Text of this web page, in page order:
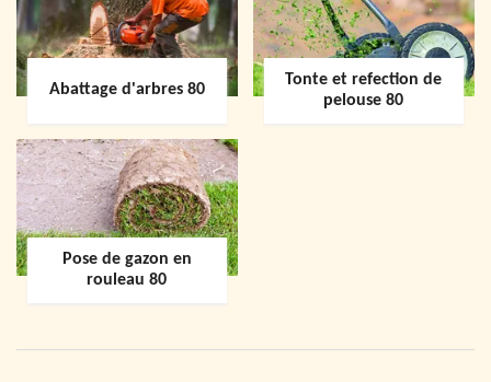
Abattage d'arbres 80
Tonte et refection de
pelouse 80
Pose de gazon en
rouleau 80